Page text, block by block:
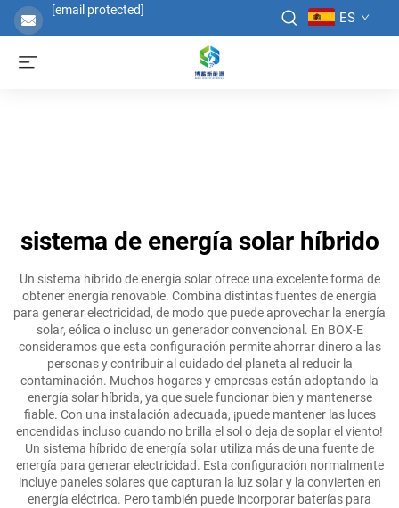
[email protected] ES
sistema de energía solar híbrido
Un sistema híbrido de energía solar ofrece una excelente forma de
obtener energía renovable. Combina distintas fuentes de energía
para generar electricidad, de modo que puede aprovechar la energía
solar, eólica o incluso un generador convencional. En BOX-E
consideramos que esta configuración permite ahorrar dinero a las
personas y contribuir al cuidado del planeta al reducir la
contaminación. Muchos hogares y empresas están adoptando la
energía solar híbrida, ya que suele funcionar bien y mantenerse
fiable. Con una instalación adecuada, ¡puede mantener las luces
encendidas incluso cuando no brilla el sol o deja de soplar el viento!
Un sistema híbrido de energía solar utiliza más de una fuente de
energía para generar electricidad. Esta configuración normalmente
incluye paneles solares que capturan la luz solar y la convierten en
energía eléctrica. Pero también puede incorporar baterías para